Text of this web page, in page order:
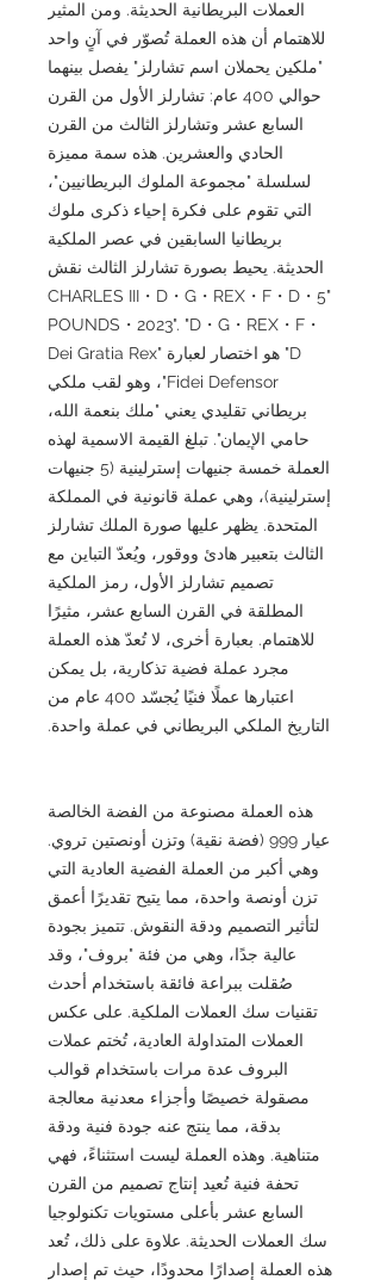
العملات البريطانية الحديثة. ومن المثير
للاهتمام أن هذه العملة تُصوّر في آنٍ واحد
"ملكين يحملان اسم تشارلز" يفصل بينهما
حوالي 400 عام: تشارلز الأول من القرن
السابع عشر وتشارلز الثالث من القرن
الحادي والعشرين. هذه سمة مميزة
لسلسلة "مجموعة الملوك البريطانيين"،
التي تقوم على فكرة إحياء ذكرى ملوك
بريطانيا السابقين في عصر الملكية
الحديثة. يحيط بصورة تشارلز الثالث نقش
"CHARLES III・D・G・REX・F・D・5
POUNDS・2023". "D・G・REX・F・
D" هو اختصار لعبارة "Dei Gratia Rex
Fidei Defensor"، وهو لقب ملكي
بريطاني تقليدي يعني "ملك بنعمة الله،
حامي الإيمان". تبلغ القيمة الاسمية لهذه
العملة خمسة جنيهات إسترلينية (5 جنيهات
إسترلينية)، وهي عملة قانونية في المملكة
المتحدة. يظهر عليها صورة الملك تشارلز
الثالث بتعبير هادئ ووقور، ويُعدّ التباين مع
تصميم تشارلز الأول، رمز الملكية
المطلقة في القرن السابع عشر، مثيرًا
للاهتمام. بعبارة أخرى، لا تُعدّ هذه العملة
مجرد عملة فضية تذكارية، بل يمكن
اعتبارها عملًا فنيًا يُجسّد 400 عام من
التاريخ الملكي البريطاني في عملة واحدة.
هذه العملة مصنوعة من الفضة الخالصة
عيار 999 (فضة نقية) وتزن أونصتين تروي.
وهي أكبر من العملة الفضية العادية التي
تزن أونصة واحدة، مما يتيح تقديرًا أعمق
لتأثير التصميم ودقة النقوش. تتميز بجودة
عالية جدًا، وهي من فئة "بروف"، وقد
صُقلت ببراعة فائقة باستخدام أحدث
تقنيات سك العملات الملكية. على عكس
العملات المتداولة العادية، تُختم عملات
البروف عدة مرات باستخدام قوالب
مصقولة خصيصًا وأجزاء معدنية معالجة
بدقة، مما ينتج عنه جودة فنية ودقة
متناهية. وهذه العملة ليست استثناءً، فهي
تحفة فنية تُعيد إنتاج تصميم من القرن
السابع عشر بأعلى مستويات تكنولوجيا
سك العملات الحديثة. علاوة على ذلك، تُعد
هذه العملة إصدارًا محدودًا، حيث تم إصدار